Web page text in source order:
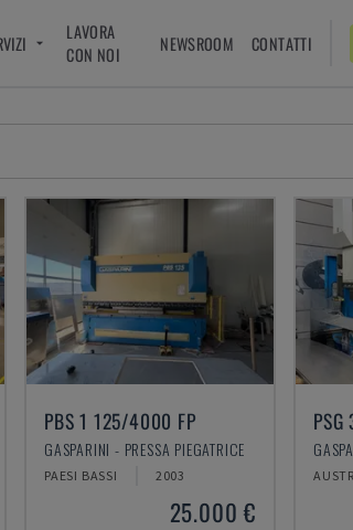
LAVORA
CON NOI
NEWSROOM CONTATTI
PBS 1 125/4000 FP
GASPARINI - PRESSA PIEGATRICE
PAESI BASSI 2003
25.000 €